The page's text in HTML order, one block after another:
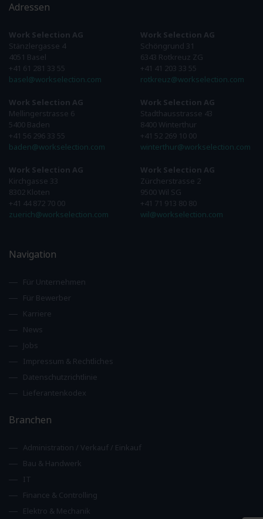
Adressen
Work Selection AG
Stänzlergasse 4
4051 Basel
+41 61 281 33 55
basel@workselection.com
Work Selection AG
Mellingerstrasse 6
5400 Baden
+41 56 296 33 55
baden@workselection.com
Work Selection AG
Kirchgasse 33
8302 Kloten
+41 44 872 70 00
zuerich@workselection.com
Work Selection AG
Schöngrund 31
6343 Rotkreuz ZG
+41 41 203 33 55
rotkreuz@workselection.com
Work Selection AG
Stadthausstrasse 43
8400 Winterthur
+41 52 269 10 00
winterthur@workselection.com
Work Selection AG
Zürcherstrasse 2
9500 Wil SG
+41 71 913 80 80
wil@workselection.com
Navigation
Für Unternehmen
Für Bewerber
Karriere
News
Jobs
Impressum & Rechtliches
Datenschutzrichtlinie
Lieferantenkodex
Branchen
Administration / Verkauf / Einkauf
Bau & Handwerk
IT
Finance & Controlling
Elektro & Mechanik